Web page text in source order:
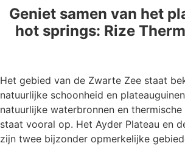
Geniet samen van het
hot springs: Rize
Het gebied van de Zwarte Zee staat
natuurlijke schoonheid en
natuurlijke waterbronnen en
staat vooral op. Het Ayder Plateau en
zijn twee bijzonder opmerkelijke